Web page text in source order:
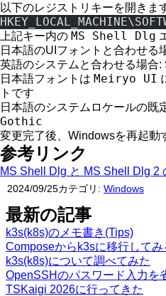
以下のレジストリキーを開きま
上記キー内の MS Shell Dlg
日本語のUIフォントと合わせる
英語のシステムと合わせる場合:
日本語フォントは Meiryo UI
トです
日本語のシステムロケールの既
Gothic
変更完了後、Windowsを再起動
参考リンク
MS Shell Dlg と MS Shell Dlg 2
2024/09/25カテゴリ: Windows
最新の記事
k3s(k8s)のメモ書き(Tips)
Composeからk3sに移行してみ
k3s(k8s)について調べてみた
OpenSSHのパスワード入力を
TSKaigi 2026に行ってきた